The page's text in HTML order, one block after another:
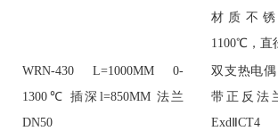
材质不
1100℃，直
WRN-430 L=1000MM 0-
1300℃ 插深l=850MM 法兰
DN50
双支热电
带正反法
ExdⅡCT4